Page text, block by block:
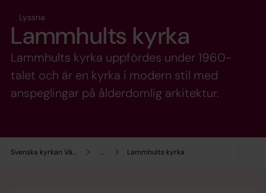
Svenska kyrkan Växjö ... Lammhults kyrka
Lyssna
Lammhults kyrka
Lammhults kyrka uppfördes under 1960-
talet och är en kyrka i modern stil med
anspeglingar på ålderdomlig arkitektur.